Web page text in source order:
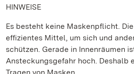
HINWEISE
Es besteht keine Maskenpflicht.
effizientes Mittel, um sich und
schützen. Gerade in Innenräumen
Ansteckungsgefahr hoch. Deshalb